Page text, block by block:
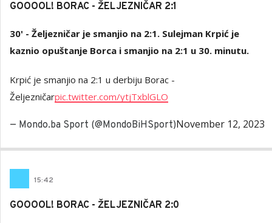
GOOOOL! BORAC - ŽELJEZNIČAR 2:1
30' - Željezničar je smanjio na 2:1. Sulejman Krpić je
kaznio opuštanje Borca i smanjio na 2:1 u 30. minutu.
Krpić je smanjio na 2:1 u derbiju Borac -
Željezničarpic.twitter.com/ytjTxblGLO
— Mondo.ba Sport (@MondoBiHSport)November 12, 2023
15:42
GOOOOL! BORAC - ŽELJEZNIČAR 2:0